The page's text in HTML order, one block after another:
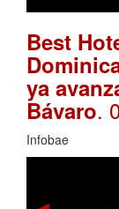
Best
ya
Bávaro.
Infobae